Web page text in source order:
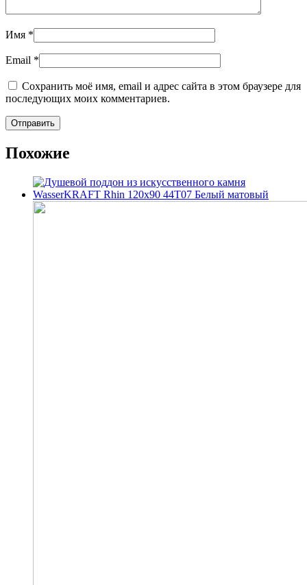
Имя *
Email *
Сохранить моё имя, email и адрес сайта в этом браузере для
последующих моих комментариев.
Похожие